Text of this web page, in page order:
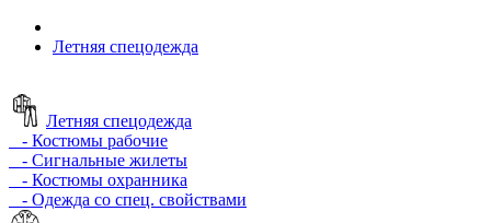
Летняя спецодежда
Летняя спецодежда
- Костюмы рабочие
- Сигнальные жилеты
- Костюмы охранника
- Одежда со спец. свойствами